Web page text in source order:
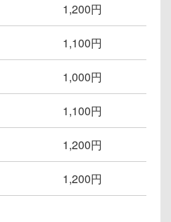
1,200円
1,100円
1,000円
1,100円
1,200円
1,200円